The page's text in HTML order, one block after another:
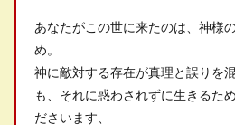
あなたがこの世に来たのは、神様
め。
神に敵対する存在が真理と誤りを
も、それに惑わされずに生きるた
ださいます、